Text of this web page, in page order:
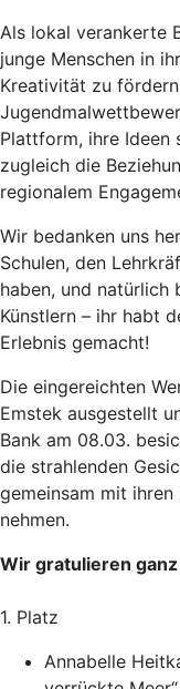
Als lokal verankerte
junge Menschen in
Kreativität zu
Plattform, ihre Ideen
zugleich die
regionalem
Wir bedanken uns
Schulen, den
haben, und natürlich
Künstlern – ihr habt
Erlebnis gemacht!
Die eingereichten
Emstek ausgestellt
Bank am 08.03.
die strahlenden
gemeinsam mit ihren
nehmen.
Wir gratulieren
1. Platz
Annabelle